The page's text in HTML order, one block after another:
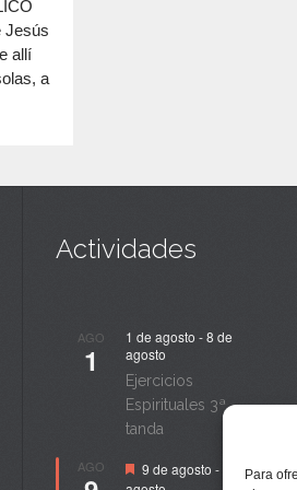
Para
disminuir
volumen.
Jesús
allí
a
Actividades
AGO
1
1 de agosto -8 de
agosto
Ejercicios
Espirituales 3ª
tanda
AGO Destacado
9 de agosto -
14 de